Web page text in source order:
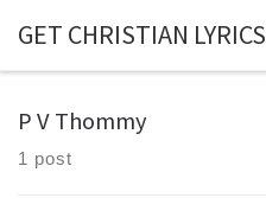
Skip to content
GET CHRISTIAN LYRICS
P V Thommy
1 post